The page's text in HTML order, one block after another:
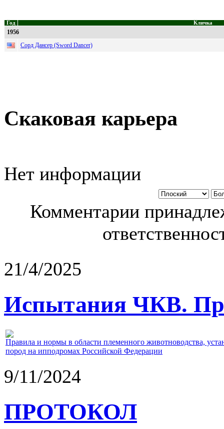
Год Кличка
1956
Сорд Дансер (Sword Dancer)
Скаковая карьера
Нет информации
Комментарии
21/4/2025
Испытания ЧКВ.
Правила и нормы в области племенного животноводства,
пород на ипподромах Российской Федерации
9/11/2024
ПРОТОКОЛ